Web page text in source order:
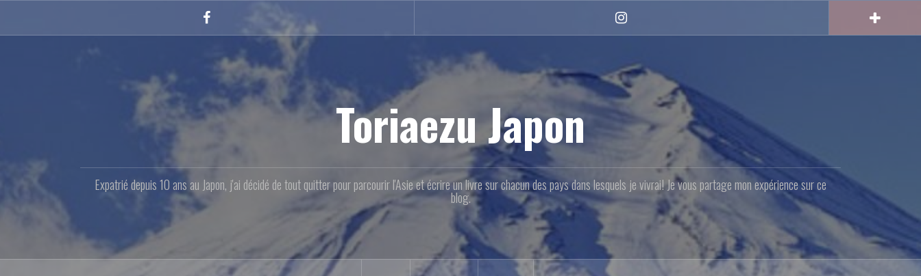
Toriaezu Japon
Expatrié depuis 10 ans au Japon, j'ai décidé de tout quitter pour parcourir l'Asie et écrire un livre sur chacun des pays dans lesquels je vivrai! Je vous partage mon expérience sur ce
blog.